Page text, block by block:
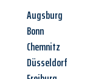
Augsburg
Bonn
Chemnitz
Düsseldorf